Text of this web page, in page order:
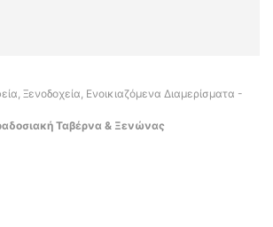
Ξενοδοχεία, Ενοικιαζόμενα Διαμερίσματα -
Ταβέρνα & Ξενώνας